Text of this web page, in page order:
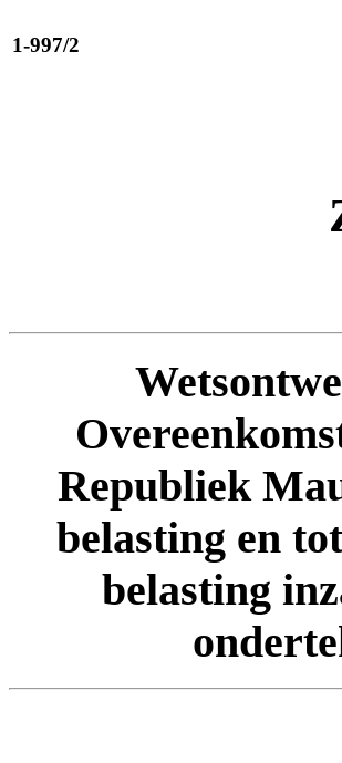
1-997/2
Republiek
belasting en
belasting